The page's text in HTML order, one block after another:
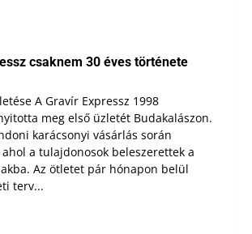
csaknem 30 éves története
A Gravír Expressz 1998
meg első üzletét Budakalászon.
karácsonyi vásárlás során
a tulajdonosok beleszerettek a
Az ötletet pár hónapon belül
terv...